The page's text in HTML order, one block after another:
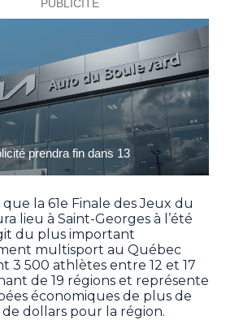
la 61e Finale des Jeux du
lieu à Saint-Georges à l’été
du plus important
multisport au Québec
3 500 athlètes entre 12 et 17
de 19 régions et représente
économiques de plus de
dollars pour la région.